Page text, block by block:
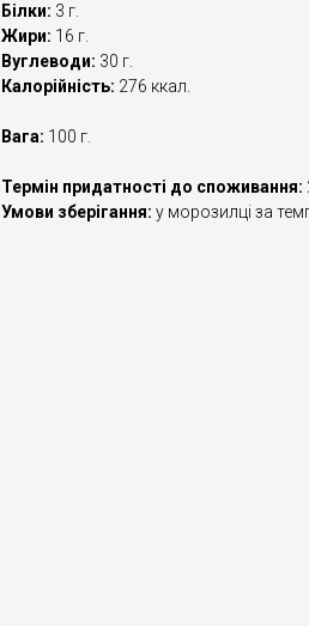
Білки: 3 г.
Жири: 16 г.
Вуглеводи: 30 г.
Калорійність: 276 ккал.
Вага: 100 г.
Термін придатності до споживання:
Умови зберігання: у морозилці за